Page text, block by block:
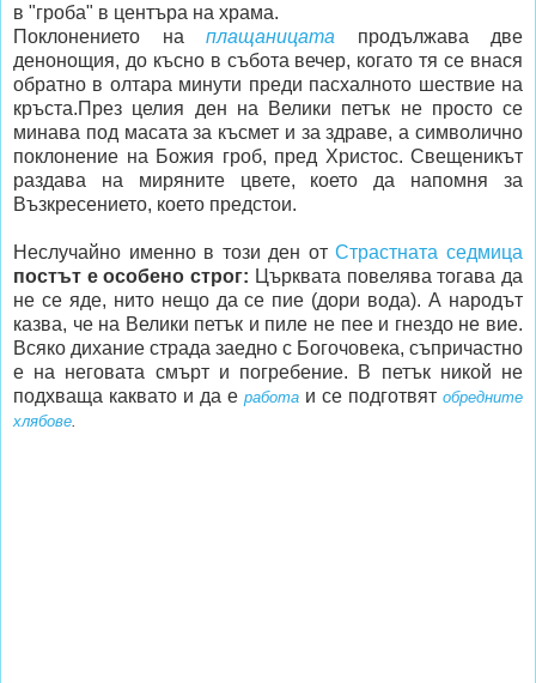
в "гроба" в центъра на храма.
Поклонението на плащаницата продължава две
денонощия, до късно в събота вечер, когато тя се внася
обратно в олтара минути преди пасхалното шествие на
кръста.През целия ден на Велики петък не просто се
минава под масата за късмет и за здраве, а символично
поклонение на Божия гроб, пред Христос. Свещеникът
раздава на миряните цвете, което да напомня за
Възкресението, което предстои.
Неслучайно именно в този ден отСтрастната седмица
постът е особено строг: Църквата повелява тогава да
не се яде, нито нещо да се пие (дори вода). А народът
казва, че на Велики петък и пиле не пее и гнездо не вие.
Всяко дихание страда заедно с Богочовека, съпричастно
е на неговата смърт и погребение. В петък никой не
подхваща каквато и да е работа и се подготвят обредните
хлябове